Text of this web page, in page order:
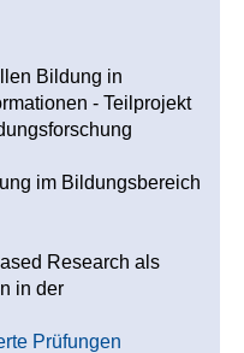
Bildung in
- Teilprojekt
im Bildungsbereich
Research als
in der
Prüfungen